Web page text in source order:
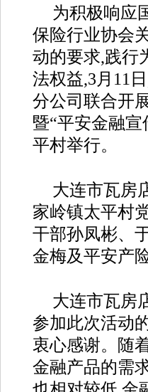
为积极响应
保险行业协会
动的要求,践行
法权益,3月11
分公司联合开
暨“平安金融
平村举行。
大连市瓦房
家岭镇太平村
干部孙凤彬、
金梅及平安产
大连市瓦房
参加此次活动
衷心感谢。随
金融产品的需